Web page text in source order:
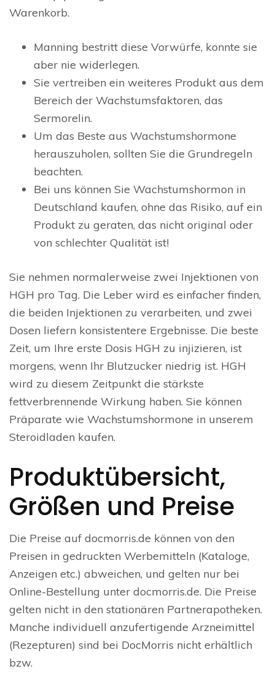
Warenkorb.
Manning bestritt diese Vorwürfe, konnte sie
aber nie widerlegen.
Sie vertreiben ein weiteres Produkt aus dem
Bereich der Wachstumsfaktoren, das
Sermorelin.
Um das Beste aus Wachstumshormone
herauszuholen, sollten Sie die Grundregeln
beachten.
Bei uns können Sie Wachstumshormon in
Deutschland kaufen, ohne das Risiko, auf ein
Produkt zu geraten, das nicht original oder
von schlechter Qualität ist!
Sie nehmen normalerweise zwei Injektionen von
HGH pro Tag. Die Leber wird es einfacher finden,
die beiden Injektionen zu verarbeiten, und zwei
Dosen liefern konsistentere Ergebnisse. Die beste
Zeit, um Ihre erste Dosis HGH zu injizieren, ist
morgens, wenn Ihr Blutzucker niedrig ist. HGH
wird zu diesem Zeitpunkt die stärkste
fettverbrennende Wirkung haben. Sie können
Präparate wie Wachstumshormone in unserem
Steroidladen kaufen.
Produktübersicht,
Größen und Preise
Die Preise auf docmorris.de können von den
Preisen in gedruckten Werbemitteln (Kataloge,
Anzeigen etc.) abweichen, und gelten nur bei
Online-Bestellung unter docmorris.de. Die Preise
gelten nicht in den stationären Partnerapotheken.
Manche individuell anzufertigende Arzneimittel
(Rezepturen) sind bei DocMorris nicht erhältlich
bzw.